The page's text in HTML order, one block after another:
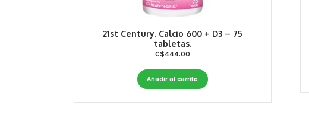
21st Century. Calcio 600 + D3 – 75
tabletas.
C$444.00
Añadir al carrito